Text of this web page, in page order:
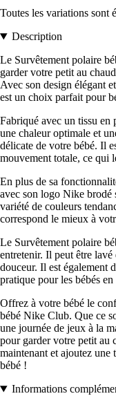
Toutes les variations sont
Description
Le Survêtement polaire
garder votre petit au
Avec son design élégant
est un choix parfait pour
Fabriqué avec un tissu en
une chaleur optimale et
délicate de votre bébé. Il
mouvement totale, ce qui
En plus de sa
avec son logo Nike brodé
variété de couleurs
correspond le mieux à
Le Survêtement polaire
entretenir. Il peut être lavé
douceur. Il est également
pratique pour les bébés
Offrez à votre bébé le
bébé Nike Club. Que ce
une journée de jeux à la
pour garder votre petit au
maintenant et ajoutez une
bébé !
Informations